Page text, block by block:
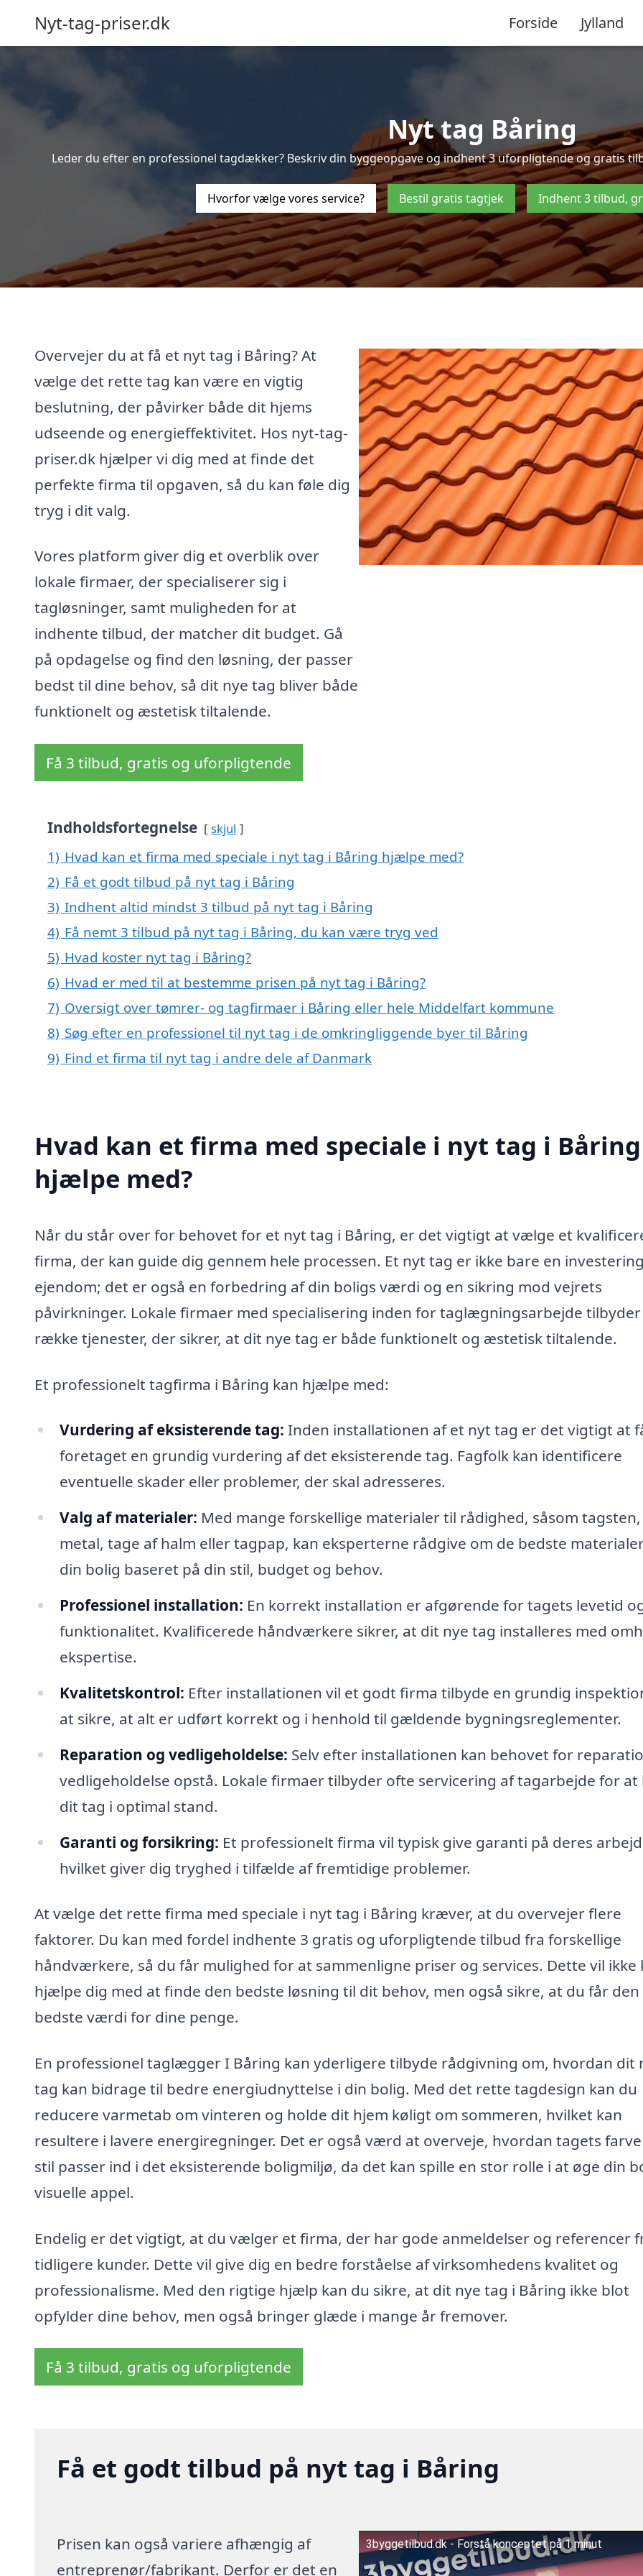
Nyt-tag-priser.dk Forside Jylland
Nyt tag Båring
Leder du efter en professionel tagdækker? Beskriv din byggeopgave og indhent 3 uforpligtende og gratis
Hvorfor vælge vores service? Bestil gratis tagtjek Indhent 3 tilbud,
Overvejer du at få et nyt tag i Båring? At
vælge det rette tag kan være en vigtig
beslutning, der påvirker både dit hjems
udseende og energieffektivitet. Hos nyt-tag-
priser.dk hjælper vi dig med at finde det
perfekte firma til opgaven, så du kan føle dig
tryg i dit valg.
Vores platform giver dig et overblik over
lokale firmaer, der specialiserer sig i
tagløsninger, samt muligheden for at
indhente tilbud, der matcher dit budget. Gå
på opdagelse og find den løsning, der passer
bedst til dine behov, så dit nye tag bliver både
funktionelt og æstetisk tiltalende.
Få 3 tilbud, gratis og uforpligtende
Indholdsfortegnelse skjul
1) Hvad kan et firma med speciale i nyt tag i Båring hjælpe med?
2) Få et godt tilbud på nyt tag i Båring
3) Indhent altid mindst 3 tilbud på nyt tag i Båring
4) Få nemt 3 tilbud på nyt tag i Båring, du kan være tryg ved
5) Hvad koster nyt tag i Båring?
6) Hvad er med til at bestemme prisen på nyt tag i Båring?
7) Oversigt over tømrer- og tagfirmaer i Båring eller hele Middelfart kommune
8) Søg efter en professionel til nyt tag i de omkringliggende byer til Båring
9) Find et firma til nyt tag i andre dele af Danmark
Hvad kan et firma med speciale i nyt tag i Båring
hjælpe med?
Når du står over for behovet for et nyt tag i Båring, er det vigtigt at vælge et
firma, der kan guide dig gennem hele processen. Et nyt tag er ikke bare en
ejendom; det er også en forbedring af din boligs værdi og en sikring mod vejrets
påvirkninger. Lokale firmaer med specialisering inden for taglægningsarbejde
række tjenester, der sikrer, at dit nye tag er både funktionelt og æstetisk tiltalende.
Et professionelt tagfirma i Båring kan hjælpe med:
Vurdering af eksisterende tag: Inden installationen af et nyt tag er det vigtigt at
foretaget en grundig vurdering af det eksisterende tag. Fagfolk kan identificere
eventuelle skader eller problemer, der skal adresseres.
Valg af materialer: Med mange forskellige materialer til rådighed, såsom tagsten,
metal, tage af halm eller tagpap, kan eksperterne rådgive om de bedste
din bolig baseret på din stil, budget og behov.
Professionel installation: En korrekt installation er afgørende for tagets levetid
funktionalitet. Kvalificerede håndværkere sikrer, at dit nye tag installeres med
ekspertise.
Kvalitetskontrol: Efter installationen vil et godt firma tilbyde en grundig
at sikre, at alt er udført korrekt og i henhold til gældende bygningsreglementer.
Reparation og vedligeholdelse: Selv efter installationen kan behovet for
vedligeholdelse opstå. Lokale firmaer tilbyder ofte servicering af tagarbejde for at
dit tag i optimal stand.
Garanti og forsikring: Et professionelt firma vil typisk give garanti på deres
hvilket giver dig tryghed i tilfælde af fremtidige problemer.
At vælge det rette firma med speciale i nyt tag i Båring kræver, at du overvejer flere
faktorer. Du kan med fordel indhente 3 gratis og uforpligtende tilbud fra forskellige
håndværkere, så du får mulighed for at sammenligne priser og services. Dette vil ikke
hjælpe dig med at finde den bedste løsning til dit behov, men også sikre, at du får den
bedste værdi for dine penge.
En professionel taglægger I Båring kan yderligere tilbyde rådgivning om, hvordan dit
tag kan bidrage til bedre energiudnyttelse i din bolig. Med det rette tagdesign kan du
reducere varmetab om vinteren og holde dit hjem køligt om sommeren, hvilket kan
resultere i lavere energiregninger. Det er også værd at overveje, hvordan tagets
stil passer ind i det eksisterende boligmiljø, da det kan spille en stor rolle i at øge din
visuelle appel.
Endelig er det vigtigt, at du vælger et firma, der har gode anmeldelser og referencer
tidligere kunder. Dette vil give dig en bedre forståelse af virksomhedens kvalitet og
professionalisme. Med den rigtige hjælp kan du sikre, at dit nye tag i Båring ikke blot
opfylder dine behov, men også bringer glæde i mange år fremover.
Få 3 tilbud, gratis og uforpligtende
Få et godt tilbud på nyt tag i Båring
Prisen kan også variere afhængig af
entreprenør/fabrikant. Derfor er det en
3byggetilbud.dk - Forstå konceptet på 1 minut